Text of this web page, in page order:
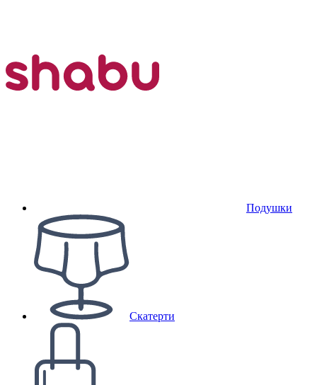
Подушки
Скатерти